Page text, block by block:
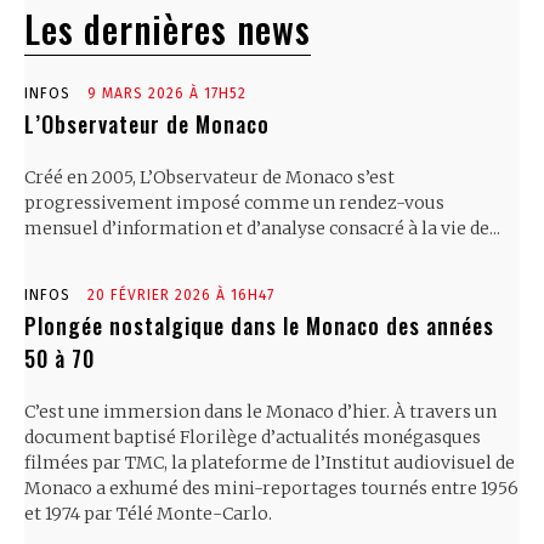
Les dernières news
INFOS 9 MARS 2026 À 17H52
L’Observateur de Monaco
Créé en 2005, L’Observateur de Monaco s’est
progressivement imposé comme un rendez-vous
mensuel d’information et d’analyse consacré à la vie de...
INFOS 20 FÉVRIER 2026 À 16H47
Plongée nostalgique dans le Monaco des années
50 à 70
C’est une immersion dans le Monaco d’hier. À travers un
document baptisé Florilège d’actualités monégasques
filmées par TMC, la plateforme de l’Institut audiovisuel de
Monaco a exhumé des mini-reportages tournés entre 1956
et 1974 par Télé Monte-Carlo.